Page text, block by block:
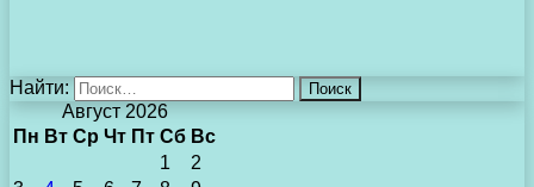
Найти:
Август 2026
Пн Вт Ср Чт Пт Сб Вс
1
2